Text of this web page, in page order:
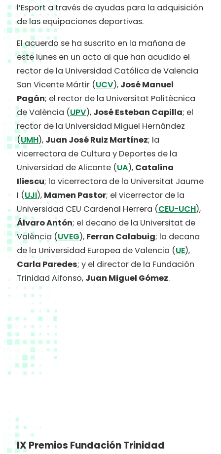
l’Esport a través de ayudas para la adquisición
de las equipaciones deportivas.
El acuerdo se ha suscrito en la mañana de
este lunes en un acto al que han acudido el
rector de la Universidad Católica de Valencia
San Vicente Mártir (UCV), José Manuel
Pagán; el rector de la Universitat Politècnica
de València (UPV), José Esteban Capilla; el
rector de la Universidad Miguel Hernández
(UMH), Juan José Ruiz Martínez; la
vicerrectora de Cultura y Deportes de la
Universidad de Alicante (UA), Catalina
Iliescu; la vicerrectora de la Universitat Jaume
I (UJI), Mamen Pastor; el vicerrector de la
Universidad CEU Cardenal Herrera (CEU-UCH),
Álvaro Antón; el decano de la Universitat de
València (UVEG), Ferran Calabuig; la decana
de la Universidad Europea de Valencia (UE),
Carla Paredes; y el director de la Fundación
Trinidad Alfonso, Juan Miguel Gómez.
IX Premios Fundación Trinidad